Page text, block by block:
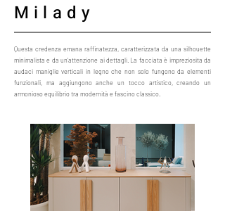
Milady
Questa credenza emana raffinatezza, caratterizzata da una silhouette
minimalista e da un'attenzione ai dettagli. La facciata è impreziosita da
audaci maniglie verticali in legno che non solo fungono da elementi
funzionali, ma aggiungono anche un tocco artistico, creando un
armonioso equilibrio tra modernità e fascino classico.